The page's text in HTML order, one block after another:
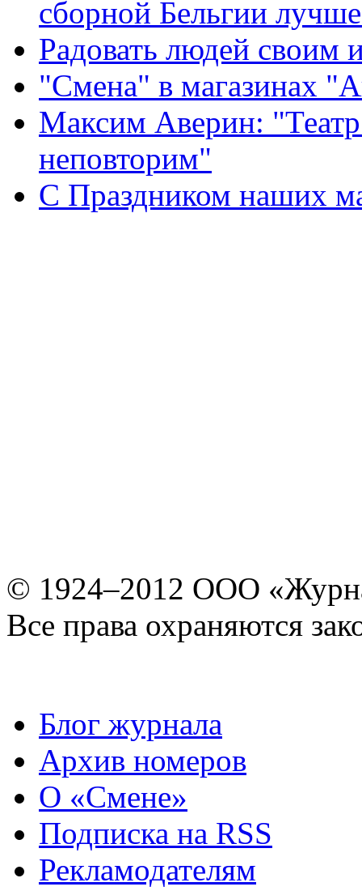
сборной Бельгии
Радовать людей своим
"Смена" в магазинах
Максим Аверин:
неповторим"
С Праздником наших
© 1924–2012 ООО
Все права охраняются
Блог журнала
Архив номеров
О «Смене»
Подписка на RSS
Рекламодателям